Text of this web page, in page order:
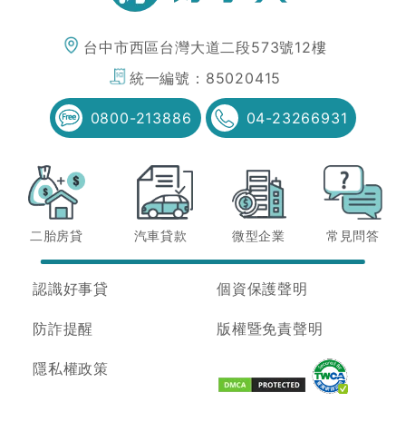
台中市西區台灣大道二段573號12樓
統一編號： 85020415
0800-213886 04-23266931
二胎房貸 汽車貸款 微型企業 常見問答
認識好事貸 個資保護聲明
防詐提醒 版權暨免責聲明
隱私權政策